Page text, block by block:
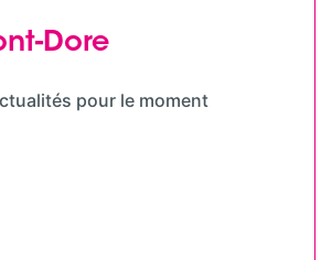
Dore
pour le moment